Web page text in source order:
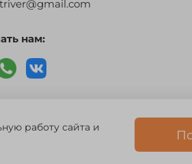
нам:
работу сайта и